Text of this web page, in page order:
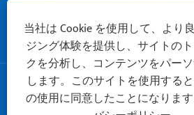
お問い合わせ
著作権 © 2025 浙江格悦電気技術有
す。
当社は Cookie を使用して、より
ジング体験を提供し、サイトの
クを分析し、コンテンツをパー
します。このサイトを使用する
の使用に同意したことになりま